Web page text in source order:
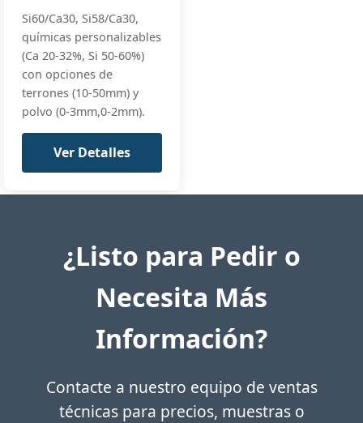
Si60/Ca30, Si58/Ca30,
químicas personalizables
(Ca 20-32%, Si 50-60%)
con opciones de
terrones (10-50mm) y
polvo (0-3mm,0-2mm).
Ver Detalles
¿Listo para Pedir o
Necesita Más
Información?
Contacte a nuestro equipo de ventas
técnicas para precios, muestras o